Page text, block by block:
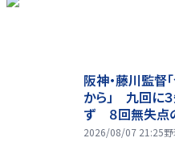
阪神・藤川監督
から」 九回に
ず ８回無失点の
の回まででも十
2026/08/07 21:25